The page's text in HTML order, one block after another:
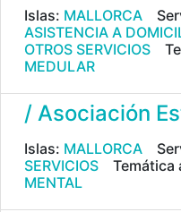
Islas: MALLORCA
ASISTENCIA A
OTROS SERVICIOS
MEDULAR
/ Asociación
Islas: MALLORCA
SERVICIOS
Temática
MENTAL